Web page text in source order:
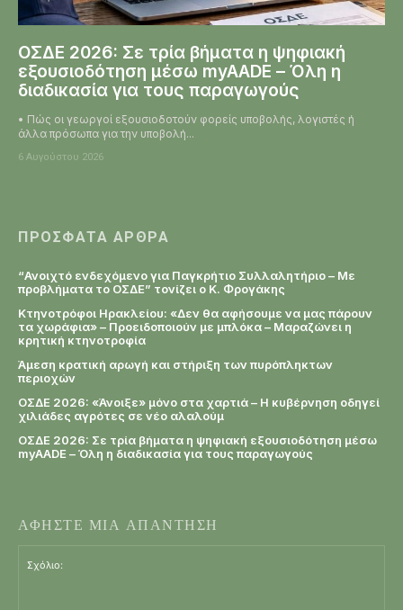
ΟΣΔΕ 2026: Σε τρία βήματα η ψηφιακή
εξουσιοδότηση μέσω myAADE – Όλη η
διαδικασία για τους παραγωγούς
• Πώς οι γεωργοί εξουσιοδοτούν φορείς υποβολής, λογιστές ή
άλλα πρόσωπα για την υποβολή...
6 Αυγούστου 2026
ΠΡΌΣΦΑΤΑ ΆΡΘΡΑ
“Ανοιχτό ενδεχόμενο για Παγκρήτιο Συλλαλητήριο – Με
προβλήματα το ΟΣΔΕ” τονίζει ο Κ. Φρογάκης
Κτηνοτρόφοι Ηρακλείου: «Δεν θα αφήσουμε να μας πάρουν
τα χωράφια» – Προειδοποιούν με μπλόκα – Μαραζώνει η
κρητική κτηνοτροφία
Άμεση κρατική αρωγή και στήριξη των πυρόπληκτων
περιοχών
ΟΣΔΕ 2026: «Άνοιξε» μόνο στα χαρτιά – Η κυβέρνηση οδηγεί
χιλιάδες αγρότες σε νέο αλαλούμ
ΟΣΔΕ 2026: Σε τρία βήματα η ψηφιακή εξουσιοδότηση μέσω
myAADE – Όλη η διαδικασία για τους παραγωγούς
ΑΦΗΣΤΕ ΜΙΑ ΑΠΑΝΤΗΣΗ